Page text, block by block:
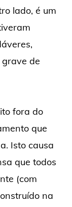
lado, é um
de
fora do
que
Isto causa
que todos
(com
na